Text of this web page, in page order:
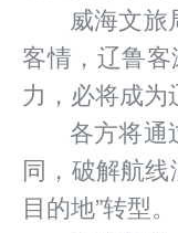
威海文
客情，辽鲁
力，必将成为
各方将通
同，破解航线
目的地”转型。